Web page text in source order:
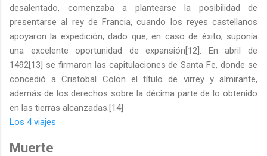
desalentado, comenzaba a plantearse la posibilidad de
presentarse al rey de Francia, cuando los reyes castellanos
apoyaron la expedición, dado que, en caso de éxito, suponía
una excelente oportunidad de expansión[12]. En abril de
1492[13] se firmaron las capitulaciones de Santa Fe, donde se
concedió a Cristobal Colon el título de virrey y almirante,
además de los derechos sobre la décima parte de lo obtenido
en las tierras alcanzadas.[14]
Los 4 viajes
Muerte